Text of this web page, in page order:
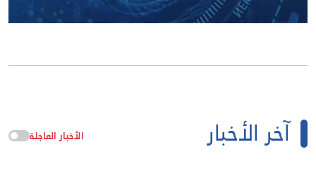
آخر الأخبار الأخبار العاجلة